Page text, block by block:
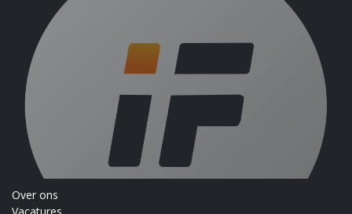
Over ons
Vacatures